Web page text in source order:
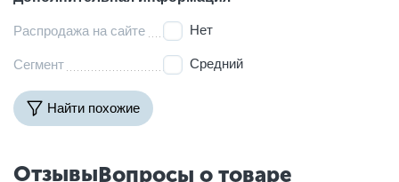
Распродажа на сайте Нет
Сегмент Средний
Найти похожие
ОтзывыВопросы о товаре